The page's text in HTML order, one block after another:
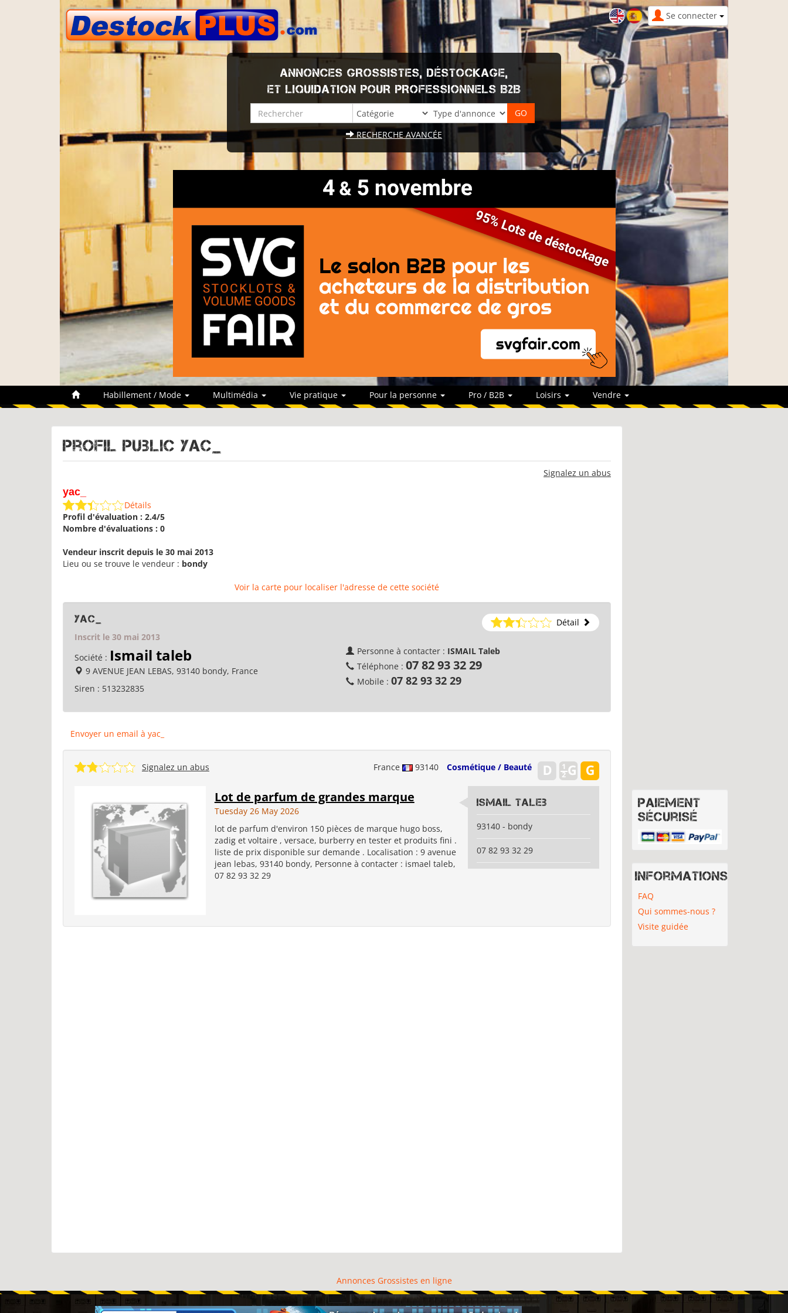
Se connecter
ANNONCES GROSSISTES, DÉSTOCKAGE,
ET LIQUIDATION POUR PROFESSIONNELS B2B
RECHERCHE AVANCÉE
Habillement / Mode Multimédia Vie pratique Pour la personne Pro / B2B Loisirs Vendre
Profil public yac_
Signalez un abus
yac_
Détails
Profil d'évaluation : 2.4/5
Nombre d'évaluations : 0
Vendeur inscrit depuis le 30 mai 2013
Lieu ou se trouve le vendeur : bondy
Voir la carte pour localiser l'adresse de cette société
yac_
Détail
Inscrit le 30 mai 2013
Société : Ismail taleb
9 AVENUE JEAN LEBAS, 93140 bondy, France
Siren : 513232835
Personne à contacter : ISMAIL Taleb
Téléphone : 07 82 93 32 29
Mobile : 07 82 93 32 29
Envoyer un email à yac_
France 93140 Cosmétique / Beauté
Signalez un abus
Lot de parfum de grandes marque
Tuesday 26 May 2026
lot de parfum d'environ 150 pièces de marque hugo boss,
zadig et voltaire , versace, burberry en tester et produits fini .
liste de prix disponible sur demande . Localisation : 9 avenue
jean lebas, 93140 bondy, Personne à contacter : ismael taleb,
07 82 93 32 29
ismail taleb
93140 - bondy
07 82 93 32 29
Paiement
sécurisé
Informations
FAQ
Qui sommes-nous ?
Visite guidée
Annonces Grossistes en ligne